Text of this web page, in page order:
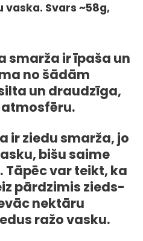
vaska. Svars ~58g,
smarža ir īpaša un
no šādām
un draudzīga,
ir ziedu smarža, jo
bišu saime
Tāpēc var teikt, ka
pārdzimis zieds-
nektāru
ražo vasku.